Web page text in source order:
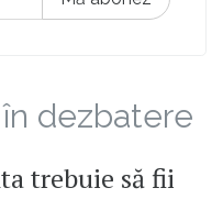
dezbatere
trebuie să fii